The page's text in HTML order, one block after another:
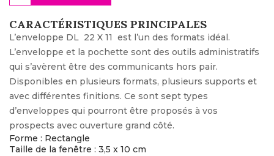
CARACTÉRISTIQUES PRINCIPALES
L’enveloppe DL 22 X 11 est l’un des formats idéal.
L’enveloppe et la pochette sont des outils administratifs
qui s’avèrent être des communicants hors pair.
Disponibles en plusieurs formats, plusieurs supports et
avec différentes finitions. Ce sont sept types
d’enveloppes qui pourront être proposés à vos
prospects avec ouverture grand côté.
Forme : Rectangle
Taille de la fenêtre : 3,5 x 10 cm